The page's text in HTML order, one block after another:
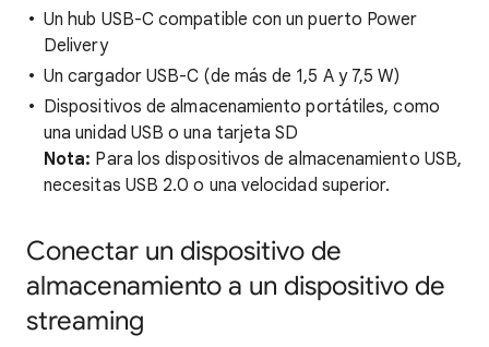
Un hub USB-C compatible con un puerto Power
Delivery
Un cargador USB-C (de más de 1,5 A y 7,5 W)
Dispositivos de almacenamiento portátiles, como
una unidad USB o una tarjeta SD
Nota: Para los dispositivos de almacenamiento USB,
necesitas USB 2.0 o una velocidad superior.
Conectar un dispositivo de
almacenamiento a un dispositivo de
streaming